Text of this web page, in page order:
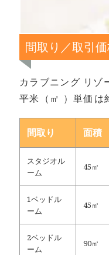
間取り／取引
カラブニング リゾ
平米（㎡ ）単価は
間取り 面積
スタジオル
ーム
45㎡
1ベッドル
ーム
45㎡
2ベッドル
ーム
90㎡